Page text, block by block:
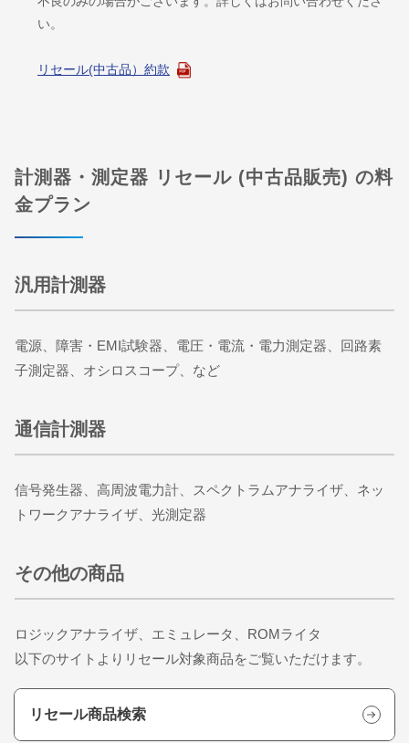
い。
リセール(中古品）約款
計測器・測定器 リセール (中古品販売) の料
金プラン
汎用計測器
電源、障害・EMI試験器、電圧・電流・電力測定器、回路素
子測定器、オシロスコープ、など
通信計測器
​​​​​​​信号発生器、高周波電力計、スペクトラムアナライザ、ネッ
トワークアナライザ、光測定器
その他の商品
ロジックアナライザ、エミュレータ、ROMライタ
以下のサイトよりリセール対象商品をご覧いただけます。
リセール商品検索